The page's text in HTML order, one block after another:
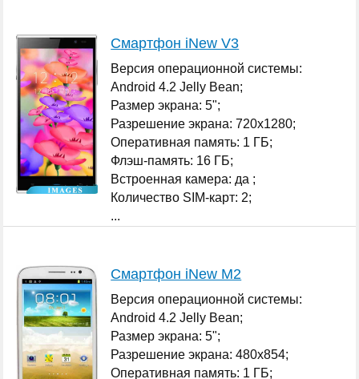
Смартфон iNew V3
Версия операционной системы:
Android 4.2 Jelly Bean;
Размер экрана: 5";
Разрешение экрана: 720x1280;
Оперативная память: 1 ГБ;
Флэш-память: 16 ГБ;
Встроенная камера: да ;
Количество SIM-карт: 2;
...
Смартфон iNew M2
Версия операционной системы:
Android 4.2 Jelly Bean;
Размер экрана: 5";
Разрешение экрана: 480x854;
Оперативная память: 1 ГБ;